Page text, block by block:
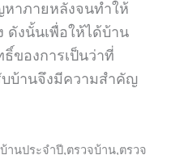
าภายหลังจนทำให้
ดังนั้นเพื่อให้ได้บ้าน
ของการเป็นว่าที่
บ้านจึงมีความสำคัญ